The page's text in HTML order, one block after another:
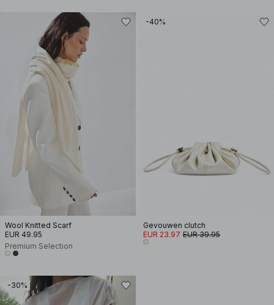
Wool Knitted Scarf
EUR 49.95
Premium Selection
-40%
Gevouwen clutch
EUR 23.97 EUR 39.95
-30%